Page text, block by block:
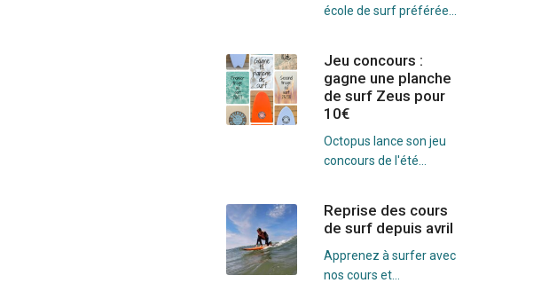
école de surf préférée...
Jeu concours :
gagne une planche
de surf Zeus pour
10€
Octopus lance son jeu
concours de l'été...
Reprise des cours
de surf depuis avril
Apprenez à surfer avec
nos cours et...